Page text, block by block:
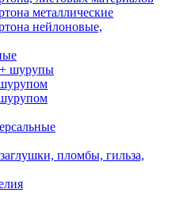
металлические
нейлоновые,
шурупы
пломбы, гильза,